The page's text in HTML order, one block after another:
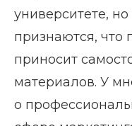
университете,
признаются, что
приносит
материалов. У
о